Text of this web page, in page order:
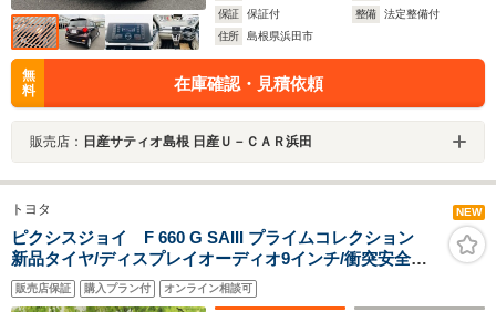
保証
保証付 整備
法定整備付
住所
島根県浜田市
無
料
在庫確認・見積依頼
販売店： 日産サティオ島根 日産Ｕ－ＣＡＲ浜田
トヨタ NEW
ピクシスジョイ F 660 G SAIII プライムコレクション
新品タイヤ/ディスプレイオーディオ9インチ/衝突安全装
置/シートヒーター 前席/車線逸脱防止支援システム/シー
ト ハーフレザー/ドライブレコーダー 前後/ヘッドランプ
販売店保証 購入プラン付 オンライン相談可